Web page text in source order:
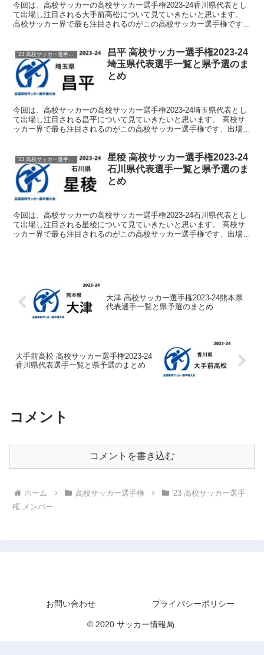
今回は、高校サッカーの高校サッカー選手権2023-24香川県代表とし
て出場し注目される大手前高松について見ていきたいと思います。
高校サッカー界で最も注目されるのがこの高校サッカー選手権です、
'23 高校サッカー選手権 メンバー
昌平 高校サッカー選手権2023-24
埼玉県代表選手一覧と県予選のま
とめ
今回は、高校サッカーの高校サッカー選手権2023-24埼玉県代表とし
て出場し注目される昌平について見ていきたいと思います。 高校サ
ッカー界で最も注目されるのがこの高校サッカー選手権です、出場を
'23 高校サッカー選手権 メンバー
星稜 高校サッカー選手権2023-24
石川県代表選手一覧と県予選のま
とめ
今回は、高校サッカーの高校サッカー選手権2023-24石川県代表とし
て出場し注目される星稜について見ていきたいと思います。 高校サ
ッカー界で最も注目されるのがこの高校サッカー選手権です、出場を
大津 高校サッカー選手権2023-24熊本県
代表選手一覧と県予選のまとめ
大手前高松 高校サッカー選手権2023-24
香川県代表選手一覧と県予選のまとめ
コメント
コメントを書き込む
ホーム 高校サッカー選手権
'23 高校サッカー選手
権 メンバー
お問い合わせ プライバシーポリシー
© 2020 サッカー情報局.